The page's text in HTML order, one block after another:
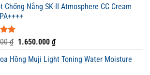
Chống Nắng SK-II Atmosphere CC Cream
₫ Giá
là:
1.650.000 ₫Giá
tại
Hồng Muji Light Toning Water Moisture